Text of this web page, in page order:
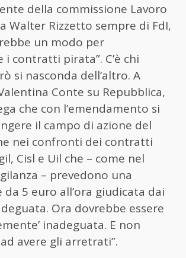
della commissione Lavoro
Walter Rizzetto sempre di FdI,
un modo per
i contratti pirata”. C’è chi
si nasconda dell’altro. A
Conte su Repubblica,
che con l’emendamento si
il campo di azione del
nei confronti dei contratti
Cisl e Uil che – come nel
– prevedono una
5 euro all’ora giudicata dai
Ora dovrebbe essere
inadeguata. E non
avere gli arretrati”.